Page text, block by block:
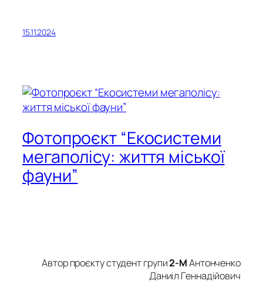
15.11.2024
Фотопроєкт “Екосистеми
мегаполісу: життя міської
фауни”
Автор проєкту студент групи2-МАнтонченко
Даниіл Геннадійович